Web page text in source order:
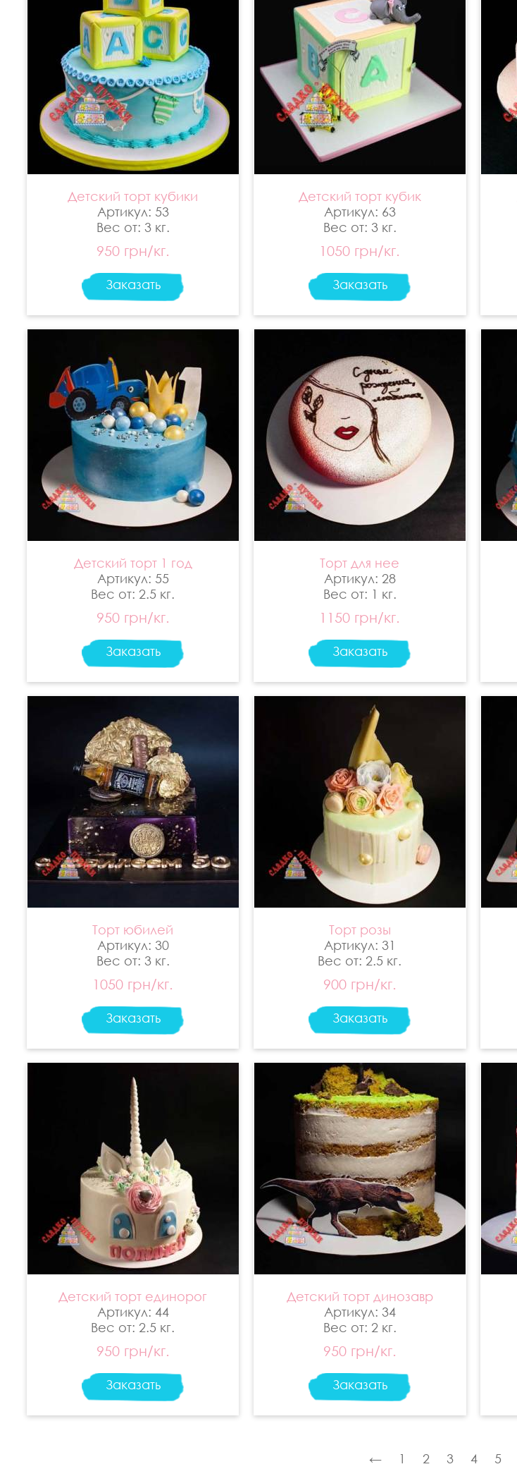
Детский торт кубики
Артикул: 53
Вес от: 3 кг.
950 грн/кг.
Заказать
Детский торт кубик
Артикул: 63
Вес от: 3 кг.
1050 грн/кг.
Заказать
Детский торт 1 год
Артикул: 55
Вес от: 2.5 кг.
950 грн/кг.
Заказать
Торт для нее
Артикул: 28
Вес от: 1 кг.
1150 грн/кг.
Заказать
Торт юбилей
Артикул: 30
Вес от: 3 кг.
1050 грн/кг.
Заказать
Торт розы
Артикул: 31
Вес от: 2.5 кг.
900 грн/кг.
Заказать
Детский торт единорог
Артикул: 44
Вес от: 2.5 кг.
950 грн/кг.
Заказать
Детский торт динозавр
Артикул: 34
Вес от: 2 кг.
950 грн/кг.
Заказать
← 1 2 3 4 5